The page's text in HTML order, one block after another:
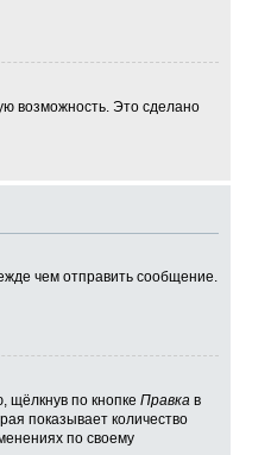
возможность. Это сделано
чем отправить сообщение.
щёлкнув по кнопке Правкав
показывает количество
по своему